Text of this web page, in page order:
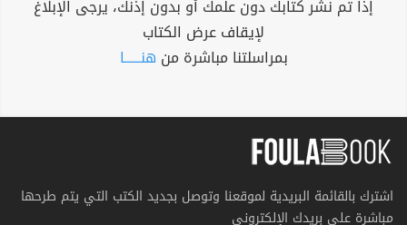
إذا تم نشر كتابك دون علمك أو بدون إذنك، يرجى الإبلاغ
لإيقاف عرض الكتاب
بمراسلتنا مباشرة من هنــــــا
اشترك بالقائمة البريدية لموقعنا وتوصل بجديد الكتب التي يتم طرحها
مباشرة على بريدك الإلكتروني